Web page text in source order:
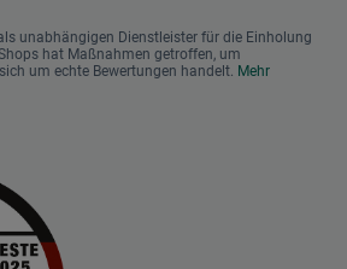
unabhängigen Dienstleister für die Einholung
hat Maßnahmen getroffen, um
um echte Bewertungen handelt. Mehr